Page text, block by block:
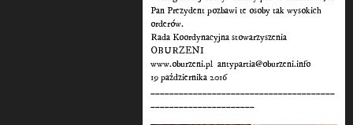
Pan Prezydent pozbawi te osoby tak wysokich
orderów.
Rada Koordynacyjna stowarzyszenia
OBURZENI
www.oburzeni.pl antypartia@oburzeni.info
19 pażdziernika 2016
_______________________________________
______________________